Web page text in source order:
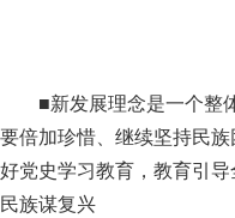
■新发展理念是一个整
要倍加珍惜、继续坚持民
好党史学习教育，教育引
民族谋复兴